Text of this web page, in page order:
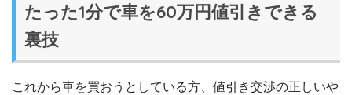
たった1分で車を60万円値引きできる
裏技
これから車を買おうとしている方、値引き交渉の正しいや